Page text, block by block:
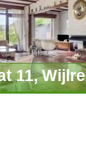
11, Wijlre